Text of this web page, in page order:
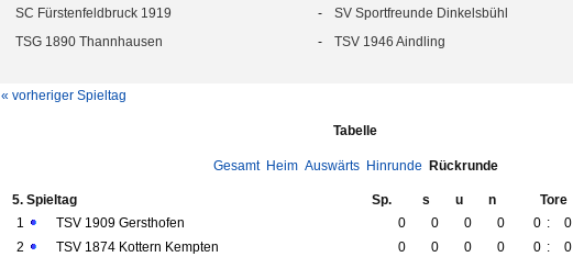
SC Fürstenfeldbruck 1919
- SV Sportfreunde Dinkelsbühl
TSG 1890 Thannhausen
- TSV 1946 Aindling
« vorheriger Spieltag
Tabelle
Gesamt Heim Auswärts Hinrunde Rückrunde
5. Spieltag Sp. s u n Tore
1
TSV 1909 Gersthofen 0 0 0 0 0 : 0
2
TSV 1874 Kottern Kempten 0 0 0 0 0 : 0